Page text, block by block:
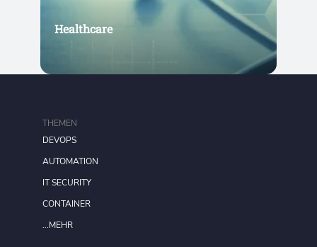
Healthcare
THEMEN
DEVOPS
AUTOMATION
IT SECURITY
CONTAINER
...MEHR